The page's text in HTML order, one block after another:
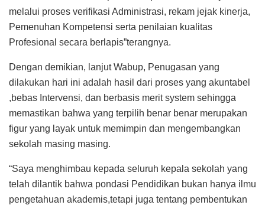
melalui proses verifikasi Administrasi, rekam jejak kinerja,
Pemenuhan Kompetensi serta penilaian kualitas
Profesional secara berlapis”terangnya.
Dengan demikian, lanjut Wabup, Penugasan yang
dilakukan hari ini adalah hasil dari proses yang akuntabel
,bebas Intervensi, dan berbasis merit system sehingga
memastikan bahwa yang terpilih benar benar merupakan
figur yang layak untuk memimpin dan mengembangkan
sekolah masing masing.
“Saya menghimbau kepada seluruh kepala sekolah yang
telah dilantik bahwa pondasi Pendidikan bukan hanya ilmu
pengetahuan akademis,tetapi juga tentang pembentukan